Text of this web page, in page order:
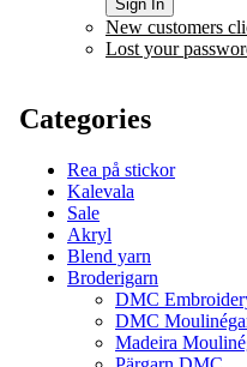
Sign In
New customers
Lost your
Categories
Rea på stickor
Kalevala
Sale
Akryl
Blend yarn
Broderigarn
DMC
DMC
Madeira